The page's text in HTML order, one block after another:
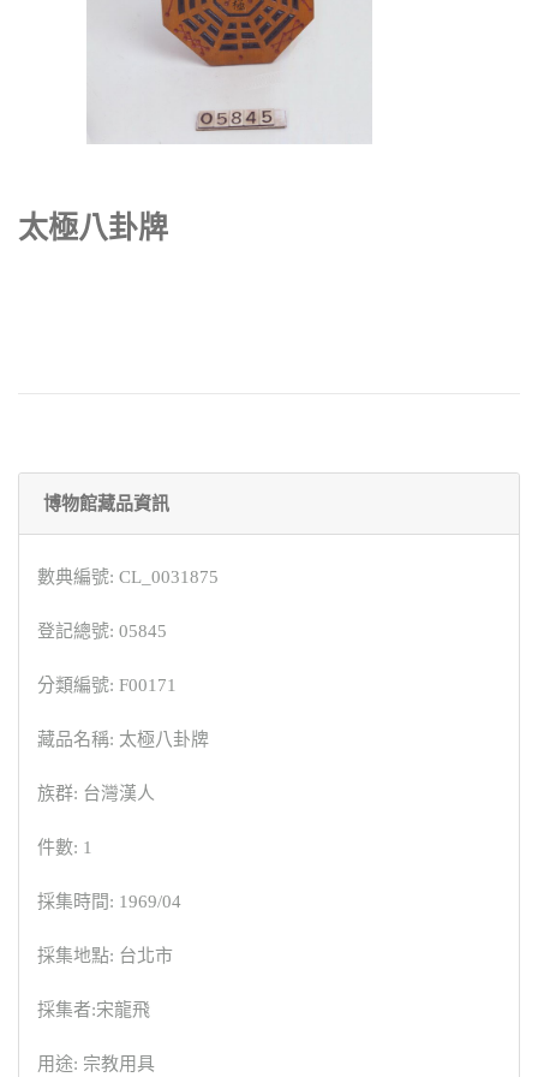
太極八卦牌
博物館藏品資訊
數典編號: CL_0031875
登記總號: 05845
分類編號: F00171
藏品名稱: 太極八卦牌
族群: 台灣漢人
件數: 1
採集時間: 1969/04
採集地點: 台北市
採集者:宋龍飛
用途: 宗教用具